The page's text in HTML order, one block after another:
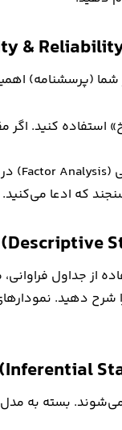
شما (پرسشنامه)
که ادعا می‌کنید.
از جداول فراوانی،
را شرح دهید.
بسته به